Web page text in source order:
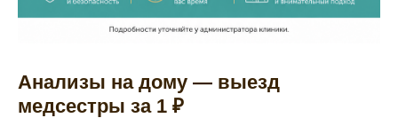
Анализы на дому — выезд
медсестры за 1 ₽